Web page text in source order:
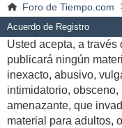
Foro de Tiempo.com
Acuerdo de Registro
Usted acepta, a través
publicará ningún
inexacto, abusivo,
intimidatorio,
amenazante, que
material para adultos,